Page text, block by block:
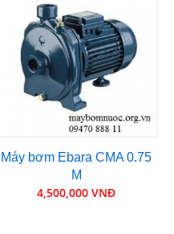
Máy bơm Ebara CMA 0.75
M
4,500,000 VNĐ